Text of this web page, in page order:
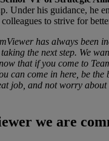
Under his guidance, he
colleagues to strive for
has always been
the next step. We
that if you come to
can come in here, be the
job, and not worry
we are